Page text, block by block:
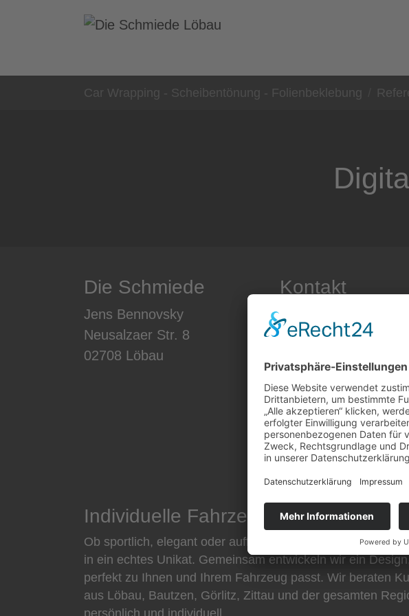
Car Wrapping - Scheibentönung - Folienbeklebung
Die Schmiede
Jens Bennovsky
Neusalzaer Str. 8
02708 Löbau
Kontakt
folie@schmiede-
Individuelle Fahrzeugveredelung
Ob sportlich, elegant oder auffällig – wir verwandeln Ihr
in ein echtes Unikat. Gemeinsam entwickeln wir ein
perfekt zu Ihnen und Ihrem Fahrzeug passt. Wir beraten
aus Löbau, Bautzen, Görlitz, Zittau und der gesamten
persönlich und individuell.